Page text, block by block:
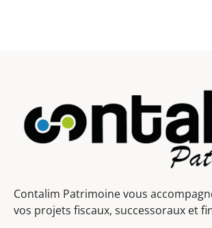
Contalim Patrimoine vous
vos projets fiscaux, successoraux et